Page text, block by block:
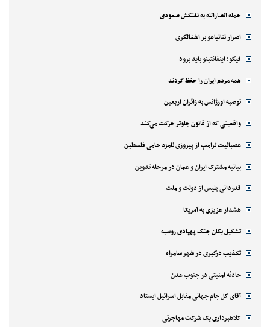
حمله انصارالله به نفتکش صعودی
اصرار نتانیاهو بر اشغالگری
فیگو: اینفانتینو باید برود
همه مردم ایران را حفظ کردند
توصیه اورژانس به زائران اربعین
واقعیتی که از قانون جلوتر حرکت می‌کند
عصبانیت ترامپ از پیروزی نامزد حامی فلسطین
بیانیه مشترک ایران و عمان در مرحله تدوین
قدردانی پلیس از دولت و ملت
هشدار عزیزی به آمریکا
تشکیل یگان جنگ پهپادی روسیه
تکذیب درگیری در شهر سامراء
حادثه امنیتی در جنوب عدن
آقای گل جام جهانی مقابل اسرائیل ایستاد
کلاهبرداری یک شرکت مهاجرتی